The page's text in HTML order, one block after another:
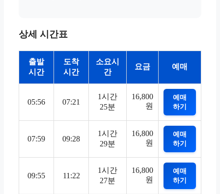
상세 시간표
출발
시간
도착
시간
소요시
간
요금 예매
05:56 07:21
1시간
25분
16,800
원
예매
하기
07:59 09:28
1시간
29분
16,800
원
예매
하기
09:55 11:22
1시간
27분
16,800
원
예매
하기